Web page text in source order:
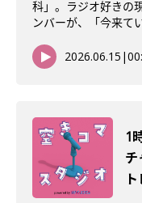
科」。ラジオ好きの
ンバーが、「今来て
2026.06.15 |
1
チ